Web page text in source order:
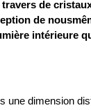
de
de
intérieure